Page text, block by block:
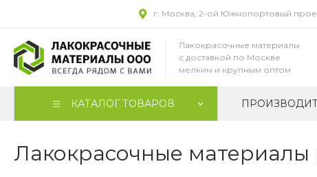
г. Москва, 2-ой Южнопортовый
Лакокрасочные материалы
с доставкой по Москве
мелким и крупным оптом
КАТАЛОГ ТОВАРОВ
Лакокрасочные